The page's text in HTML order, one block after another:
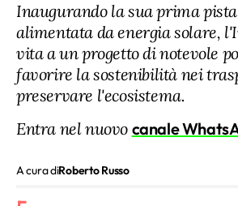
Inaugurando la sua prima
alimentata da energia solare,
vita a un progetto di notevole
favorire la sostenibilità nei
preservare l'ecosistema.
Entra nel nuovo canale
A cura diRoberto Russo